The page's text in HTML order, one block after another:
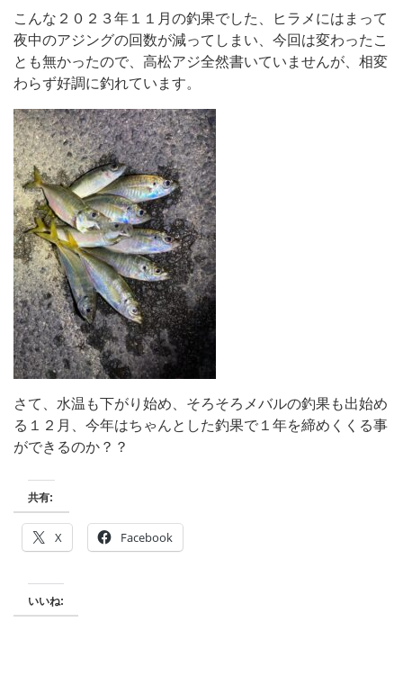
こんな２０２３年１１月の釣果でした、ヒラメにはまって
夜中のアジングの回数が減ってしまい、今回は変わったこ
とも無かったので、高松アジ全然書いていませんが、相変
わらず好調に釣れています。
さて、水温も下がり始め、そろそろメバルの釣果も出始め
る１２月、今年はちゃんとした釣果で１年を締めくくる事
ができるのか？？
共有:
X Facebook
いいね: